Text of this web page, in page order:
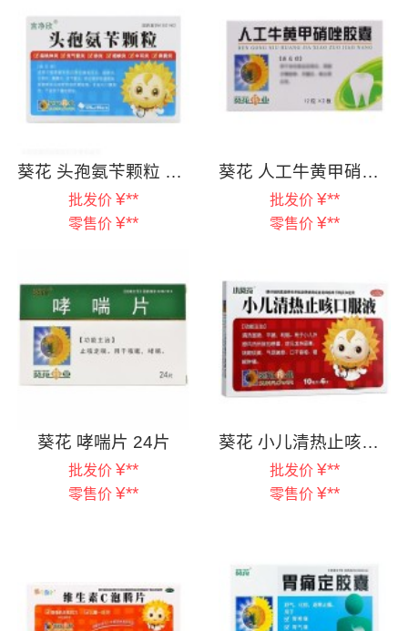
葵花 头孢氨苄颗粒 0.125mg*10袋
批发价 ¥**
零售价 ¥**
葵花 人工牛黄甲硝唑胶囊 24粒
批发价 ¥**
零售价 ¥**
葵花 哮喘片 24片
批发价 ¥**
零售价 ¥**
葵花 小儿清热止咳口服液 10毫升×6支
批发价 ¥**
零售价 ¥**